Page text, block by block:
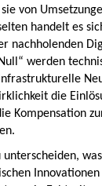
von
handelt es
nachholenden
werden
die
Kompensation
unterscheiden,
Innovationen